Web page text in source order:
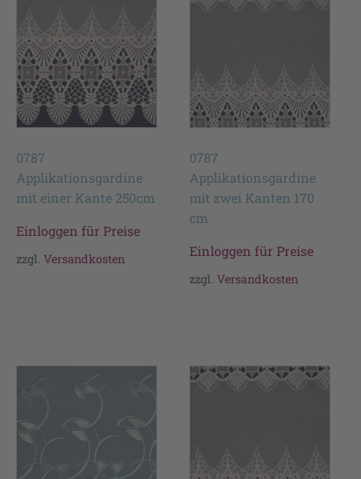
0787
Applikationsgardine
mit einer Kante 250cm
Einloggen für Preise
zzgl. Versandkosten
0787
Applikationsgardine
mit zwei Kanten 170
cm
Einloggen für Preise
zzgl.Versandkosten